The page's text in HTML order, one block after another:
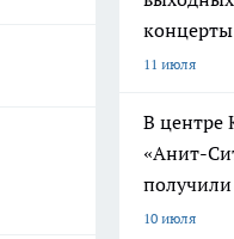
11 июля
В центре
«Анит-
10 июля